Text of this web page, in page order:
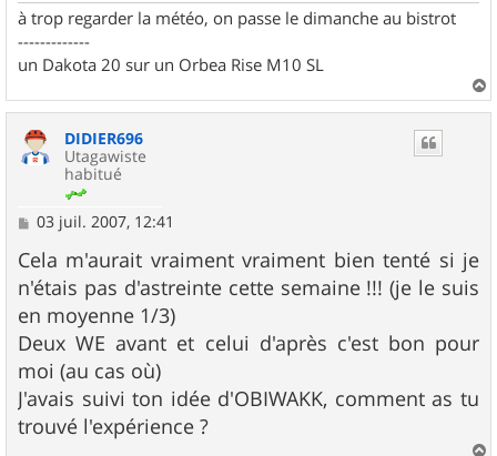
à trop regarder la météo, on passe le dimanche au bistrot
-------------
un Dakota 20 sur un Orbea Rise M10 SL
a
DIDIER696
Utagawiste
habitué
M
s
s
a
g
e
03 juil. 2007, 12:41
Cela m'aurait vraiment vraiment bien tenté si je
n'étais pas d'astreinte cette semaine !!! (je le suis
en moyenne 1/3)
Deux WE avant et celui d'après c'est bon pour
moi (au cas où)
J'avais suivi ton idée d'OBIWAKK, comment as tu
trouvé l'expérience ?